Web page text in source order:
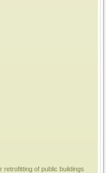
retrofitting of public buildings